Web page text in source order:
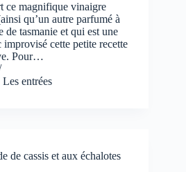
ce magnifique vinaigre
qu’un autre parfumé à
de tasmanie et qui est une
cette petite recette
Pour…
Les entrées
de cassis et aux échalotes